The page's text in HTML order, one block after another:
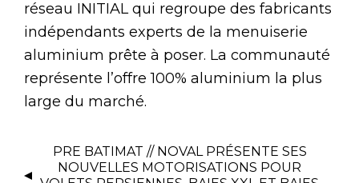
réseau INITIAL qui regroupe des fabricants
indépendants experts de la menuiserie
aluminium prête à poser. La communauté
représente l’offre 100% aluminium la plus
large du marché.
PRE BATIMAT // NOVAL PRÉSENTE SES
NOUVELLES MOTORISATIONS POUR